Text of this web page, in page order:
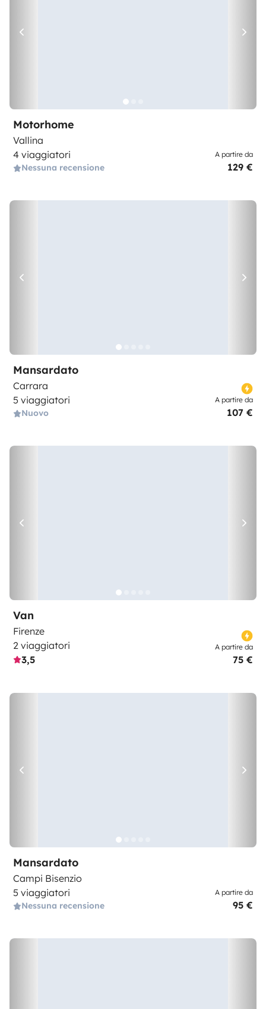
Motorhome
Vallina
4 viaggiatori
Nessuna recensione
A partire da
129 €
Mansardato
Carrara
5 viaggiatori
Nuovo
A partire da
107 €
Van
Firenze
2 viaggiatori
3,5
A partire da
75 €
Mansardato
Campi Bisenzio
5 viaggiatori
Nessuna recensione
A partire da
95 €